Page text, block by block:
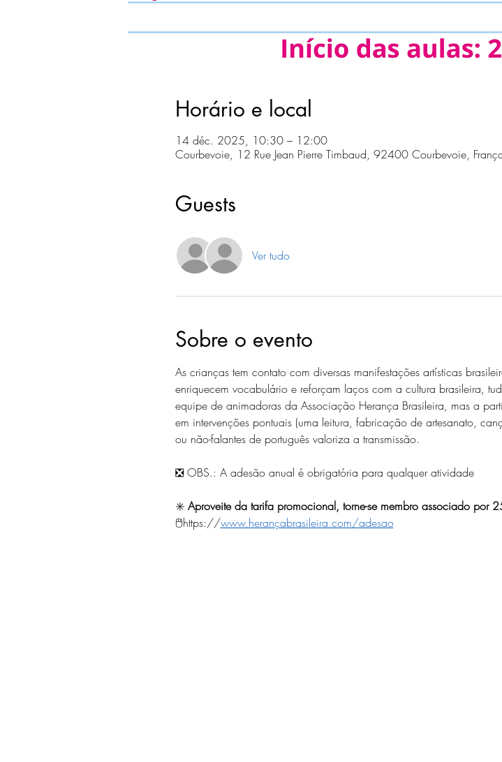
Horário e local
14 déc. 2025, 10:30 – 12:00
Courbevoie, 12 Rue Jean Pierre Timbaud, 92400 Courbevoie,
Guests
Ver tudo
Sobre o evento
As crianças tem contato com diversas manifestações artísticas
enriquecem vocabulário e reforçam laços com a cultura brasileira,
equipe de animadoras da Associação Herança Brasileira, mas a
em intervenções pontuais (uma leitura, fabricação de artesanato,
ou não-falantes de português valoriza a transmissão.
❎ OBS.: A adesão anual é obrigatória para qualquer atividade
✳️ Aproveite da tarifa promocional, torne-se membro associado
🖱️https://www.herançabrasileira.com/adesao